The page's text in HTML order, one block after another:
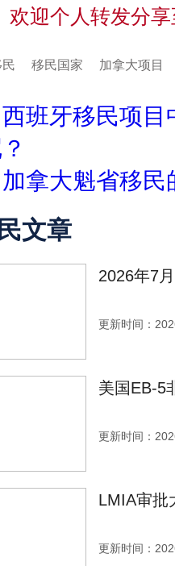
欢迎个人转发分
移民国家 加拿大项目
西班牙移民项目
加拿大魁省移
文章
2026年7
更新时间：
美国EB-5
更新时间：
LMIA审批
更新时间：